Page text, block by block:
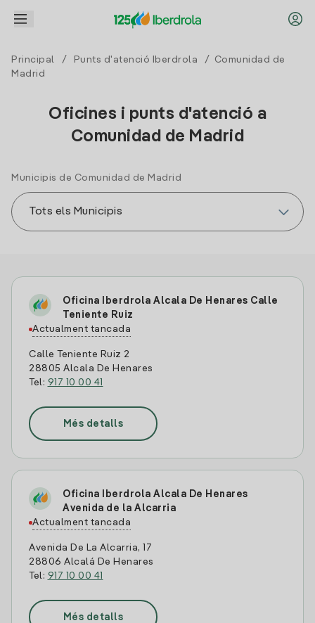
Principal / Punts d'atenció Iberdrola
/ Comunidad de
Madrid
Oficines i punts d'atenció a
Comunidad de Madrid
Municipis de Comunidad de Madrid
Oficina Iberdrola Alcala De Henares Calle
Teniente Ruiz
Actualment tancada
Calle Teniente Ruiz 2
28805 Alcala De Henares
Tel: 917 10 00 41
Més detalls
Oficina Iberdrola Alcala De Henares
Avenida de la Alcarria
Actualment tancada
Avenida De La Alcarria, 17
28806 Alcalá De Henares
Tel: 917 10 00 41
Més detalls